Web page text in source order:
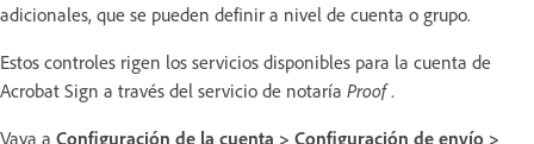
adicionales, que se pueden definir a nivel de cuenta o grupo.
Estos controles rigen los servicios disponibles para la cuenta de
Acrobat Sign a través del servicio de notaría Proof.
Vaya a Configuración de la cuenta > Configuración de envío >